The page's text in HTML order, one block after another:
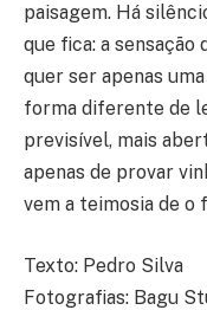
paisagem. Há
que fica: a sensação
quer ser apenas
forma diferente de
previsível, mais
apenas de provar
vem a teimosia de o
Texto: Pedro Silva
Fotografias: Bagu